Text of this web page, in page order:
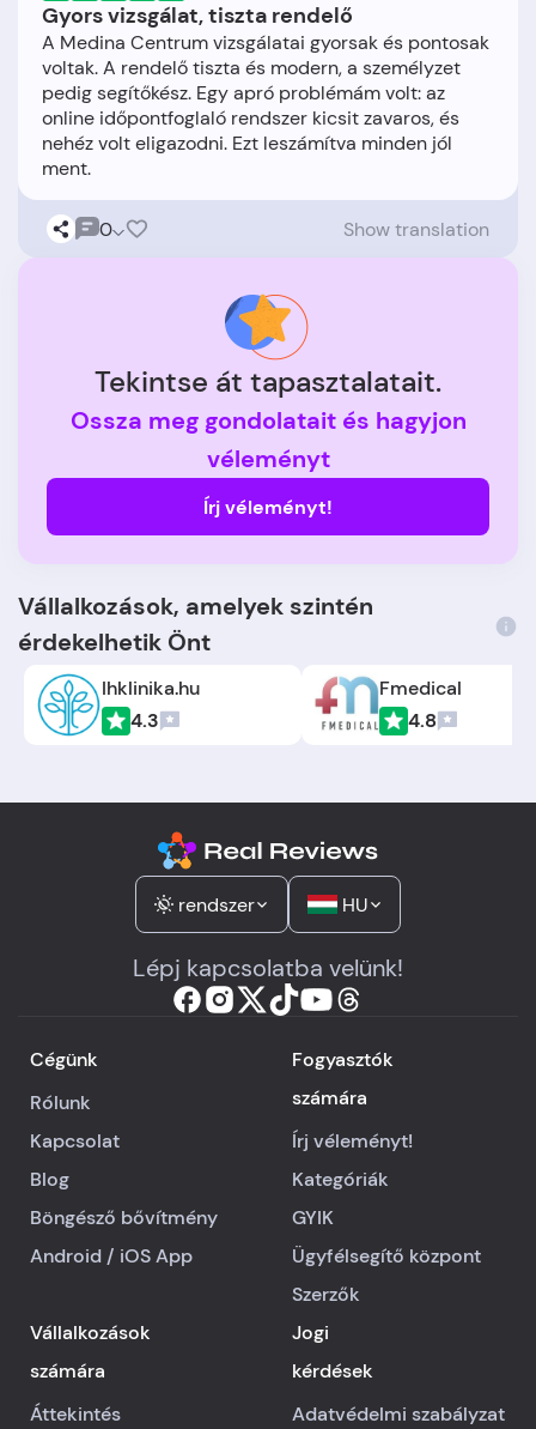
Gyors vizsgálat, tiszta rendelő
A Medina Centrum vizsgálatai gyorsak és pontosak
voltak. A rendelő tiszta és modern, a személyzet
pedig segítőkész. Egy apró problémám volt: az
online időpontfoglaló rendszer kicsit zavaros, és
nehéz volt eligazodni. Ezt leszámítva minden jól
0 Show translation
Tekintse át tapasztalatait.
Ossza meg gondolatait és hagyjon
véleményt
Írj véleményt!
Vállalkozások, amelyek szintén
érdekelhetik Önt
Ihklinika.hu
4.3
Fmedical
4.8
rendszer HU
Lépj kapcsolatba velünk!
Cégünk
Rólunk
Kapcsolat
Blog
Böngésző bővítmény
Android / iOSApp
Fogyasztók
számára
Írj véleményt!
Kategóriák
GYIK
Ügyfélsegítő központ
Szerzők
Vállalkozások
számára
Áttekintés
Jogi
kérdések
Adatvédelmi szabályzat